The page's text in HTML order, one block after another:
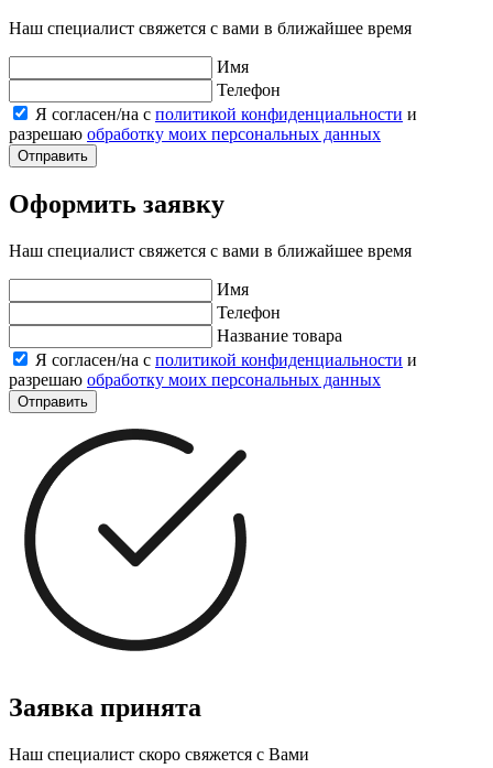
Наш специалист свяжется с вами в ближайшее время
Имя
Телефон
Я согласен/на с политикой конфиденциальности и
разрешаю обработку моих персональных данных
Отправить
Оформить заявку
Наш специалист свяжется с вами в ближайшее время
Имя
Телефон
Название товара
Я согласен/на с политикой конфиденциальности и
разрешаю обработку моих персональных данных
Отправить
Заявка принята
Наш специалист скоро свяжется с Вами